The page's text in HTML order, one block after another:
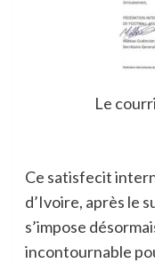
Le
Ce satisfecit
d’Ivoire, après le
s’impose
incontournable